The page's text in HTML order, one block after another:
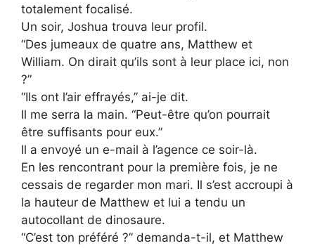
totalement focalisé.
Un soir, Joshua trouva leur profil.
“Des jumeaux de quatre ans, Matthew et
William. On dirait qu’ils sont à leur place ici, non
?”
“Ils ont l’air effrayés,” ai-je dit.
Il me serra la main. “Peut-être qu’on pourrait
être suffisants pour eux.”
Il a envoyé un e-mail à l’agence ce soir-là.
En les rencontrant pour la première fois, je ne
cessais de regarder mon mari. Il s’est accroupi à
la hauteur de Matthew et lui a tendu un
autocollant de dinosaure.
“C’est ton préféré ?” demanda-t-il, et Matthew